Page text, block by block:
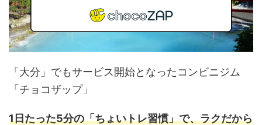
「大分」でもサービス開始となったコンビニジム
「チョコザップ」
1日たった5分の「ちょいトレ習慣」で、ラクだから